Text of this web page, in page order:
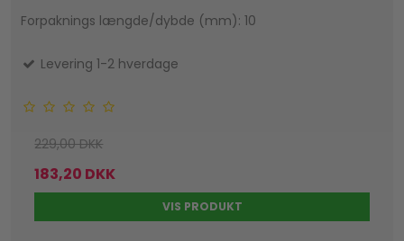
Forpaknings længde/dybde (mm): 10
Levering 1-2 hverdage
229,00 DKK
183,20 DKK
VIS PRODUKT